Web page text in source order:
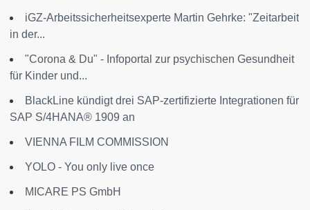
iGZ-Arbeitssicherheitsexperte Martin Gehrke: "Zeitarbeit
in der...
"Corona & Du" - Infoportal zur psychischen Gesundheit
für Kinder und...
BlackLine kündigt drei SAP-zertifizierte Integrationen für
SAP S/4HANA® 1909 an
VIENNA FILM COMMISSION
YOLO - You only live once
MICARE PS GmbH